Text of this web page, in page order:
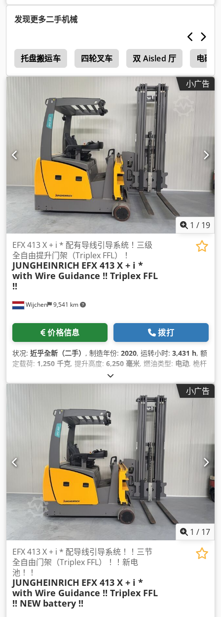
型:三重式 (triplex), 建筑高度:3,100 毫米, 发动机制造商:
ELECTRIC, 齿轮类型:
40 毫米,
轮胎状况:100 百分比, 前轮轮胎类型:实心轮胎（黑色）
, 前轮轮
胎规格:16 1/4 X 7 X 11 1/4, 后轮轮胎类型:实心轮胎（黑色）,
后轮轮胎尺寸:18 X 9 X 12 1/8, 总重量:8,000 千克, 空载重量:
6,500 千克, 总高度:2,250 毫米, 总长度:2,700 毫米, 总宽度:
CE标志, 侧移, 前防护装置, 头部防
护罩, 托盘叉, 照明,
发现更多二手机械
托盘搬运车 四轮叉车 双 Aisled 厅 电磁
小广告
1 / 19
Wijchen 9,541 km
EFX 413 X + i * 配有导线引导系统！三级
全自由提升门架（Triplex FFL）！
JUNGHEINRICH EFX 413 X + i *
with Wire Guidance !! Triplex FFL
!!
价格信息 拨打
状况: 近乎全新（二手） , 制造年份: 2020, 运转小时: 3,431 h, 额
定载荷: 1,250 千克, 提升高度: 6,250 毫米, 燃油类型: 电动, 桅杆
, 建筑高度:
小广告
1 / 17
EFX 413 X + i * 配导线引导系统！！三节
全自由门架（Triplex FFL）！！新电
池！！
JUNGHEINRICH EFX 413 X + i *
with Wire Guidance !! Triplex FFL
!! NEW battery !!